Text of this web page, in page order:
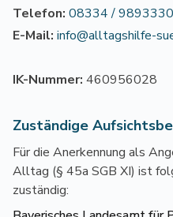
Telefon: 08334 / 9893330
E-Mail: info@alltagshilfe-
IK-Nummer: 460956028
Zuständige
Für die Anerkennung als
Alltag (§ 45a SGB XI) ist
zuständig: